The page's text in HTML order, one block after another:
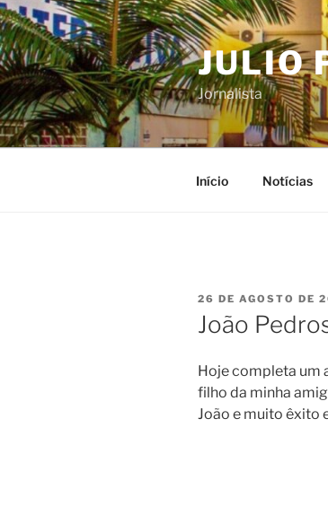
Pular
para
o
conteúdo
JULIO
Jornalista
Início Notícias
PUBLICADO
EM
26 DE AGOSTO DE
João
Hoje completa um
filho da minha
João e muito êxito